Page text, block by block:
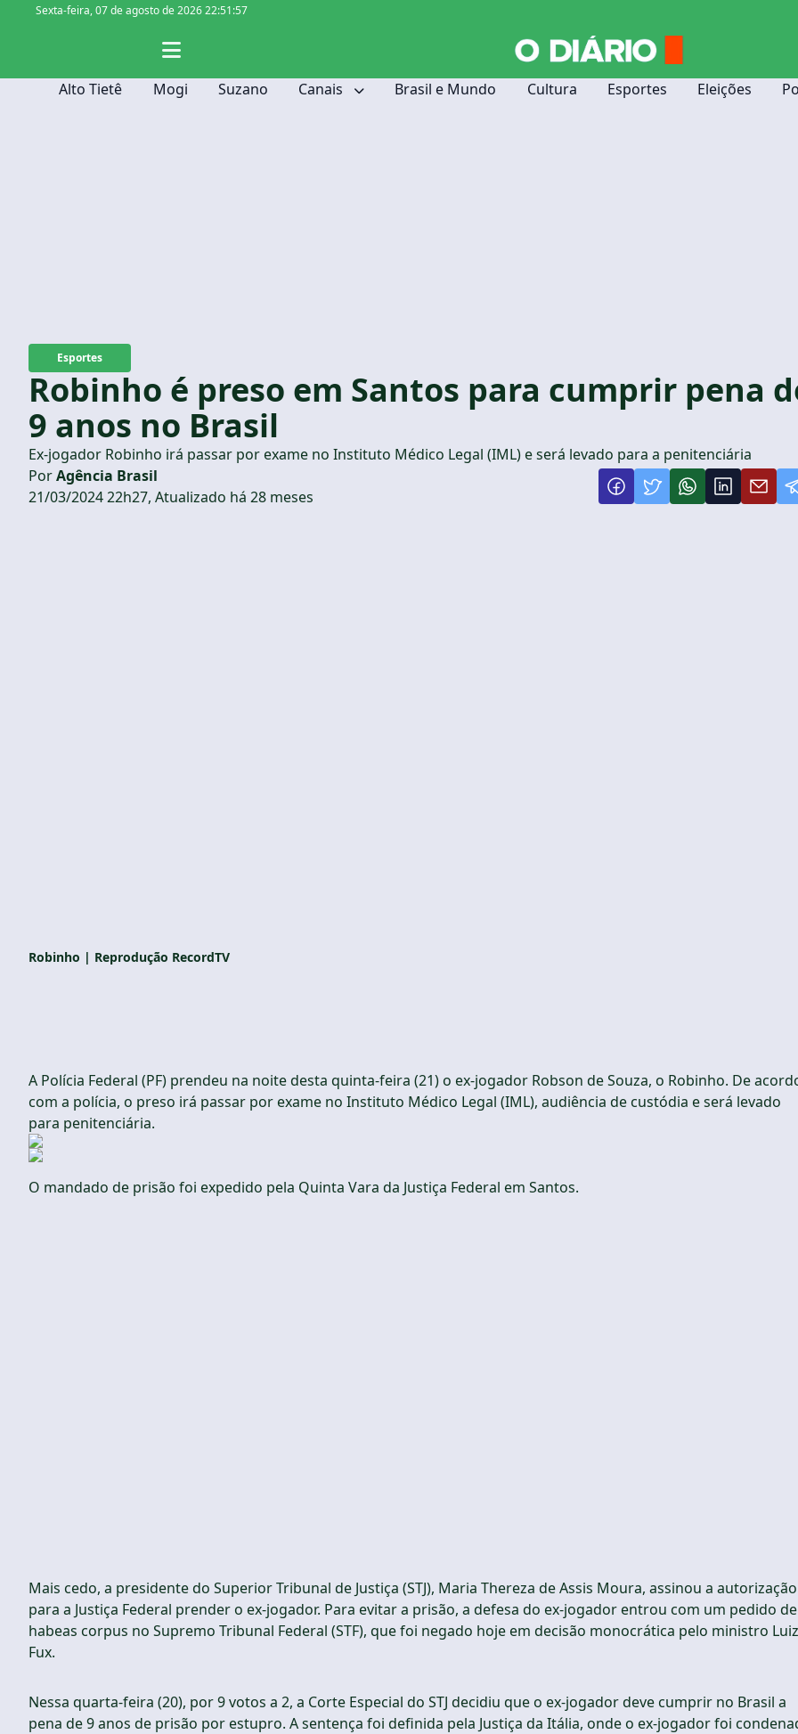
Sexta-feira,07 de agosto de 2026 22:51:58
Alto Tietê Mogi Suzano Canais Brasil e Mundo Cultura Esportes Eleições
Esportes
Robinho é preso em Santos para cumprir pena
9 anos no Brasil
Ex-jogador Robinho irá passar por exame no Instituto Médico Legal (IML) e será levado para a penitenciária
PorAgência Brasil
21/03/2024 22h27, Atualizado há 28 meses
Robinho | Reprodução RecordTV
A Polícia Federal (PF) prendeu na noite desta quinta-feira (21) o ex-jogador Robson de Souza, o Robinho. De
com a polícia, o preso irá passar por exame no Instituto Médico Legal (IML), audiência de custódia e será levado
para penitenciária.
O mandado de prisão foi expedido pela Quinta Vara da Justiça Federal em Santos.
Mais cedo, a presidente do Superior Tribunal de Justiça (STJ), Maria Thereza de Assis Moura, assinou a autorização
para a Justiça Federal prender o ex-jogador. Para evitar a prisão, a defesa do ex-jogador entrou com um pedido de
habeas corpus no Supremo Tribunal Federal (STF), que foi negado hoje em decisão monocrática pelo ministro Luiz
Fux.
Nessa quarta-feira (20), por 9 votos a 2, a Corte Especial do STJ decidiu que o ex-jogador deve cumprir no Brasil a
pena de 9 anos de prisão por estupro. A sentença foi definida pela Justiça da Itália, onde o ex-jogador foi